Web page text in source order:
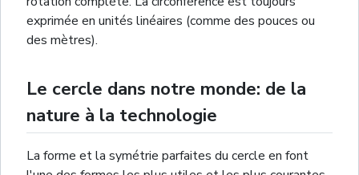
exprimée en unités linéaires (comme des pouces ou
des mètres).
Le cercle dans notre monde: de la
nature à la technologie
La forme et la symétrie parfaites du cercle en font